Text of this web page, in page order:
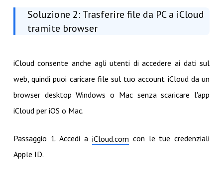
Soluzione 2: Trasferire file da PC a iCloud
tramite browser
iCloud consente anche agli utenti di accedere ai dati sul
web, quindi puoi caricare file sul tuo account iCloud da un
browser desktop Windows o Mac senza scaricare l'app
iCloud per iOS o Mac.
Passaggio 1. Accedi a iCloud.com con le tue credenziali
Apple ID.